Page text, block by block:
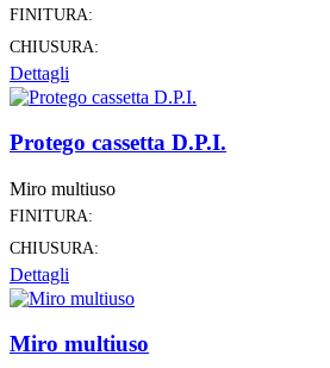
FINITURA:
CHIUSURA:
Dettagli
Protego cassetta D.P.I.
Miro multiuso
FINITURA:
CHIUSURA:
Dettagli
Miro multiuso